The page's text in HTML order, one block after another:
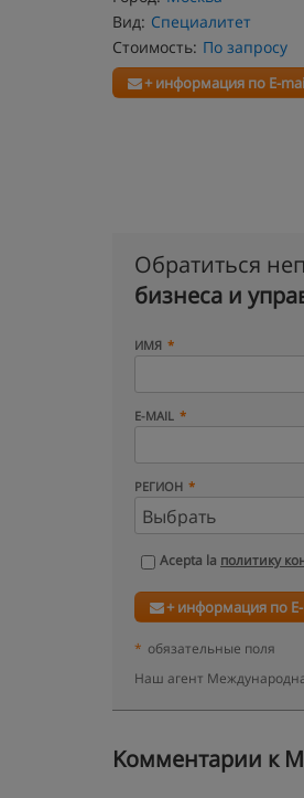
Вид: Специалитет
Стоимость: По запросу
+ информация по E-
Обратиться
бизнеса и
ИМЯ
E-MAIL
РЕГИОН
Acepta la политику
+ информация по
* обязательные поля
Наш агент
Kомментарии к